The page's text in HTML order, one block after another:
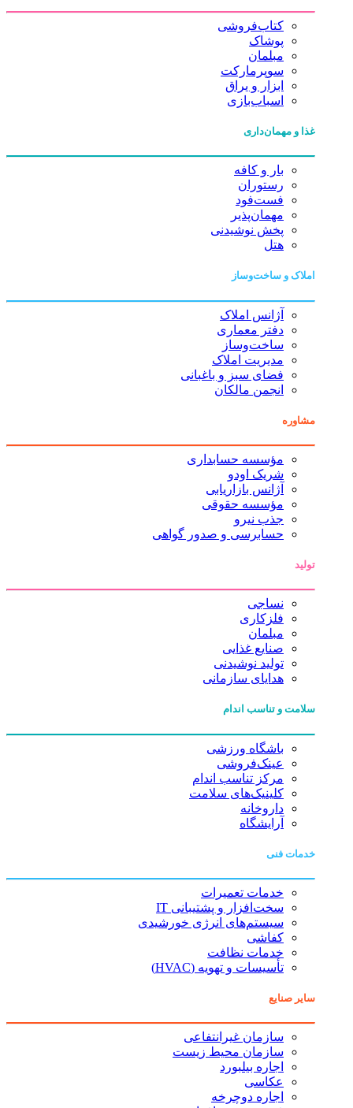
کتاب‌فروشی
پوشاک
مبلمان
سوپرمارکت
ابزار و یراق
اسباب‌بازی
غذا و مهمان‌داری
بار و کافه
رستوران
فست‌فود
مهمان‌پذیر
پخش نوشیدنی
هتل
املاک و ساخت‌وساز
آژانس املاک
دفتر معماری
ساخت‌وساز
مدیریت املاک
فضای سبز و باغبانی
انجمن مالکان
مشاوره
مؤسسه حسابداری
شریک اودو
آژانس بازاریابی
مؤسسه حقوقی
جذب نیرو
حسابرسی و صدور گواهی
تولید
نساجی
فلزکاری
مبلمان
صنایع غذایی
تولید نوشیدنی
هدایای سازمانی
سلامت و تناسب اندام
باشگاه ورزشی
عینک‌فروشی
مرکز تناسب اندام
کلینیک‌های سلامت
داروخانه
آرایشگاه
خدمات فنی
خدمات تعمیرات
سخت‌افزار و پشتیبانی IT
سیستم‌های انرژی خورشیدی
کفاشی
خدمات نظافت
تأسیسات و تهویه (HVAC)
سایر صنایع
سازمان غیرانتفاعی
سازمان محیط زیست
اجاره بیلبورد
عکاسی
اجاره دوچرخه